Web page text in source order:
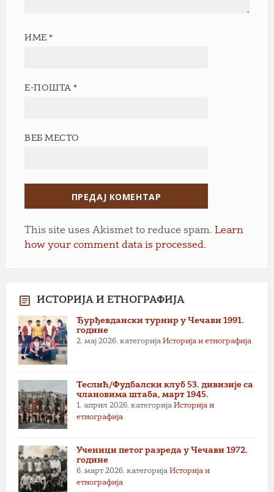
ИМЕ*
Е-ПОШТА*
ВЕБ МЕСТО
This site uses Akismet to reduce spam. Learn
how your comment data is processed.
ИСТОРИЈА И ЕТНОГРАФИЈА
Ђурђевдански турнир у Чечави 1991.
године
2. мај 2026. категорија Историја и етнографија
Теслић/Фудбалски клуб 53. дивизије са
члановима штаба, март 1945.
1. април 2026. категорија Историја и
етнографија
Ученици петог разреда у Чечави 1972.
године
6. март 2026. категорија Историја и
етнографија